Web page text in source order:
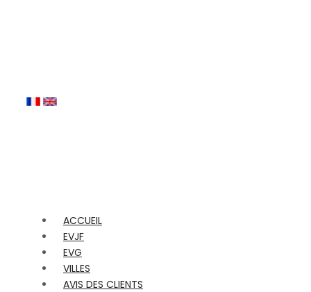
ACCUEIL
EVJF
EVG
VILLES
AVIS DES CLIENTS